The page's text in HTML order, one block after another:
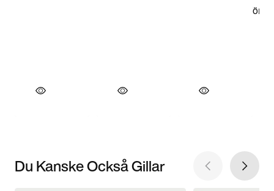
Du Kanske Också Gillar